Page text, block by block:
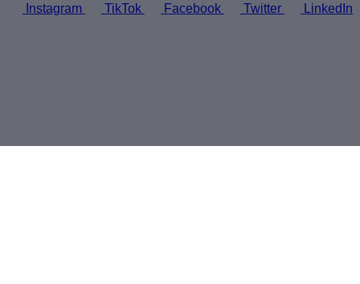
Instagram
TikTok Facebook Twitter LinkedIn